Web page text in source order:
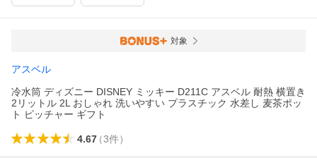
対象
アスベル
冷水筒 ディズニー DISNEY ミッキー D211C アスベル 耐熱 横置き
2リットル 2L おしゃれ 洗いやすい プラスチック 水差し 麦茶ポッ
ト ピッチャー ギフト
4.67（3件）